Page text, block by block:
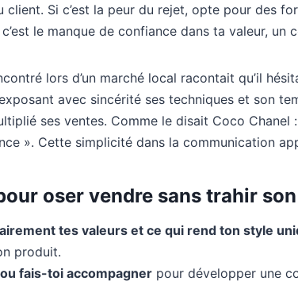
client. Si c’est la peur du rejet, opte pour des
le manque de confiance dans ta valeur, un
lors d’un marché local racontait qu’il
avec sincérité ses techniques et son
ses ventes. Comme le disait Coco
». Cette simplicité dans la communication
oser vendre sans trahir
tes valeurs et ce qui rend ton style
produit.
fais-toi accompagner pour développer une